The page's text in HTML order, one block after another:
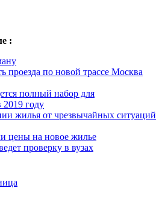
:
проезда по новой трассе Москва
полный набор для
2019 году
жилья от чрезвычайных ситуаций
цены на новое жилье
проверку в вузах